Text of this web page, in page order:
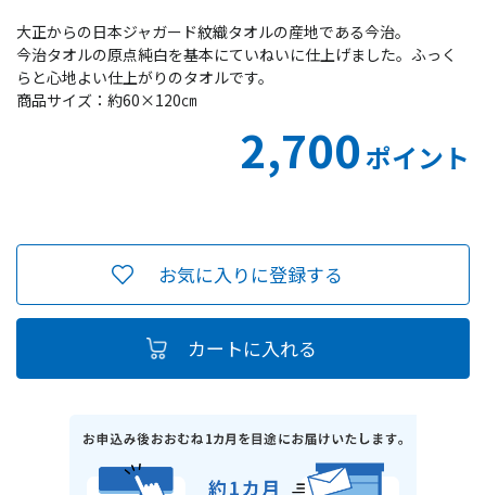
大正からの日本ジャガード紋織タオルの産地である今治。
今治タオルの原点純白を基本にていねいに仕上げました。ふっく
らと心地よい仕上がりのタオルです。
商品サイズ：約60×120㎝
2,700ポイント
お気に入りに登録する